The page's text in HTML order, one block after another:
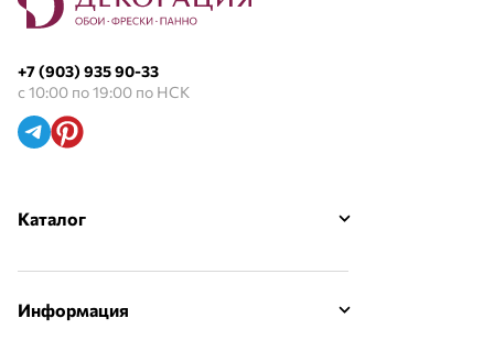
+7 (903) 935 90-33
с 10:00 по 19:00 по НСК
Каталог
Информация